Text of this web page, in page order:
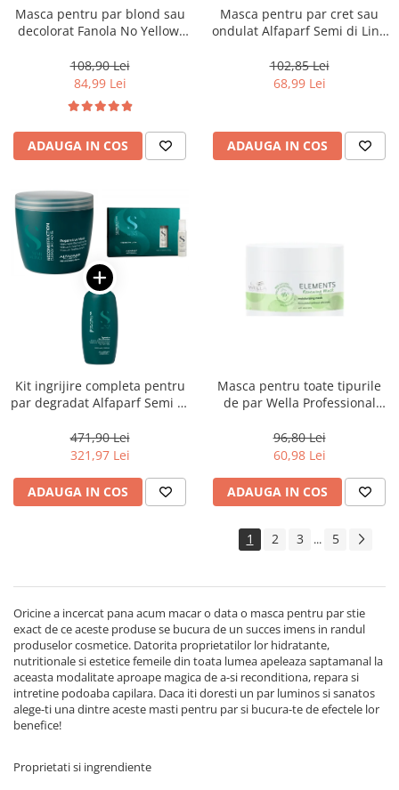
Masca pentru par blond sau
decolorat Fanola No Yellow,
108,90 Lei
84,99 Lei
ADAUGA IN COS
Masca pentru par cret sau
ondulat Alfaparf Semi di Lino
102,85 Lei
68,99 Lei
ADAUGA IN COS
Kit ingrijire completa pentru
par degradat Alfaparf Semi di
Reparative, Salon Size
471,90 Lei
321,97 Lei
ADAUGA IN COS
Masca pentru toate tipurile
de par Wella Professional
96,80 Lei
60,98 Lei
ADAUGA IN COS
1 2 3 ... 5
Oricine a incercat pana acum macar o data o masca pentru par stie
exact de ce aceste produse se bucura de un succes imens in randul
produselor cosmetice. Datorita proprietatilor lor hidratante,
nutritionale si estetice femeile din toata lumea apeleaza saptamanal la
aceasta modalitate aproape magica de a-si reconditiona, repara si
intretine podoaba capilara. Daca iti doresti un par luminos si sanatos
alege-ti una dintre aceste masti pentru par si bucura-te de efectele lor
benefice!
Proprietati si ingrendiente